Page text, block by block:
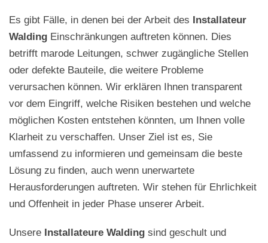
Es gibt Fälle, in denen bei der Arbeit des Installateur
Walding Einschränkungen auftreten können. Dies
betrifft marode Leitungen, schwer zugängliche Stellen
oder defekte Bauteile, die weitere Probleme
verursachen können. Wir erklären Ihnen transparent
vor dem Eingriff, welche Risiken bestehen und welche
möglichen Kosten entstehen könnten, um Ihnen volle
Klarheit zu verschaffen. Unser Ziel ist es, Sie
umfassend zu informieren und gemeinsam die beste
Lösung zu finden, auch wenn unerwartete
Herausforderungen auftreten. Wir stehen für Ehrlichkeit
und Offenheit in jeder Phase unserer Arbeit.
Unsere Installateure Walding sind geschult und